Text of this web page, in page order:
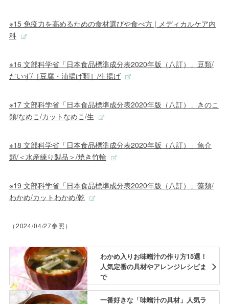
※15 免疫力を高めるための食材選びや食べ方 | メディカルケア内
科
※16 文部科学省「日本食品標準成分表2020年版（八訂）」豆類/
だいず/［豆腐・油揚げ類］/生揚げ
※17 文部科学省「日本食品標準成分表2020年版（八訂）」きのこ
類/なめこ/カットなめこ/生
※18 文部科学省「日本食品標準成分表2020年版（八訂）」魚介
類/＜水産練り製品＞/焼き竹輪
※19 文部科学省「日本食品標準成分表2020年版（八訂）」藻類/
わかめ/カットわかめ/乾
（2024/04/27参照）
わかめ入りお味噌汁の作り方15選！
人気定番の具材やアレンジレシピま
で
一番好きな「味噌汁の具材」人気ラ